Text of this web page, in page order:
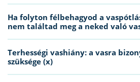
Ha folyton félbehagyod a
nem találtad meg a neked való
Terhességi vashiány: a vasra
szüksége (x)